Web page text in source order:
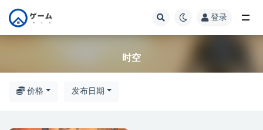
登录
时空
价格 发布日期